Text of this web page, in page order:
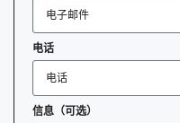
电话
信息（可选）